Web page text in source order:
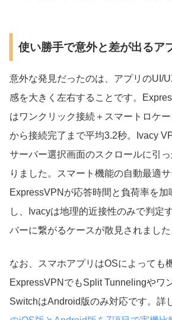
使い勝手で意外と差が出るア
意外な発見だったのは、アプリのUI/
感を大きく左右することです。
はワンクリック接続＋スマートロケ
から接続完了まで平均3.2秒。Ivacy
サーバー選択画面のスクロールに引
りました。スマート機能の自動最適サ
ExpressVPNが応答時間と負荷率を加
し、Ivacyは地理的近接性のみで判定
バーに繋がるケースが散見されました
なお、スマホアプリはOSによっても
ExpressVPNでもSplit Tunnelingやワ
SwitchはAndroid版のみ対応です。詳